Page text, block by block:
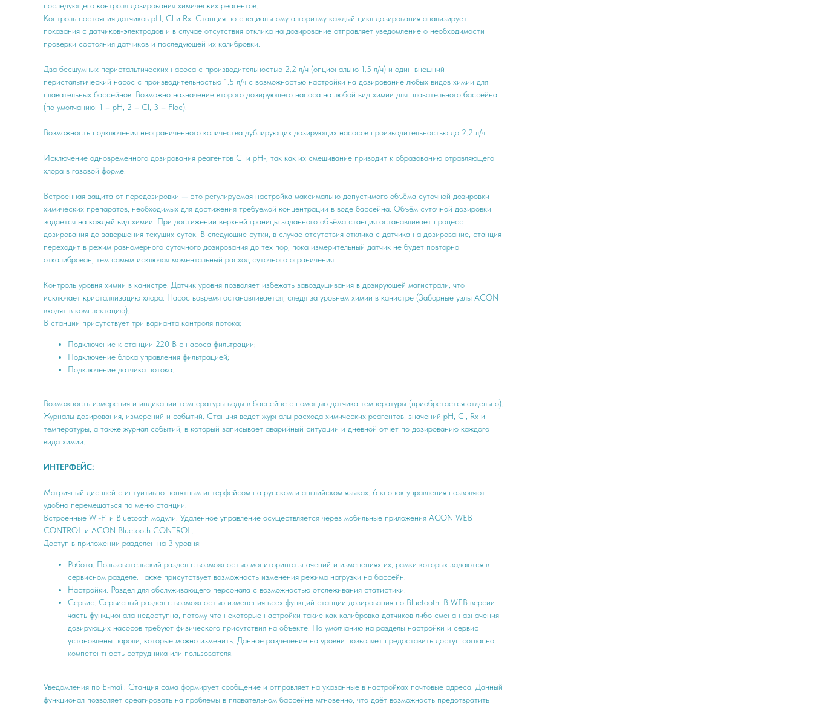
последующего контроля дозирования химических реагентов.
Контроль состояния датчиков pH, Cl и Rx. Станция по специальному алгоритму каждый цикл дозирования анализирует
показания с датчиков-электродов и в случае отсутствия отклика на дозирование отправляет уведомление о необходимости
проверки состояния датчиков и последующей их калибровки.
Два бесшумных перистальтических насоса с производительностью 2.2 л/ч (опционально 1.5 л/ч) и один внешний
перистальтический насос с производительностью 1.5 л/ч с возможностью настройки на дозирование любых видов химии для
плавательных бассейнов. Возможно назначение второго дозирующего насоса на любой вид химии для плавательного бассейна
(по умолчанию: 1 – рН, 2 – Cl, 3 – Floc).
Возможность подключения неограниченного количества дублирующих дозирующих насосов производительностью до 2.2 л/ч.
Исключение одновременного дозирования реагентов Cl и pH-, так как их смешивание приводит к образованию отравляющего
хлора в газовой форме.
Встроенная защита от передозировки — это регулируемая настройка максимально допустимого объёма суточной дозировки
химических препаратов, необходимых для достижения требуемой концентрации в воде бассейна. Объём суточной дозировки
задается на каждый вид химии. При достижении верхней границы заданного объёма станция останавливает процесс
дозирования до завершения текущих суток. В следующие сутки, в случае отсутствия отклика с датчика на дозирование, станция
переходит в режим равномерного суточного дозирования до тех пор, пока измерительный датчик не будет повторно
откалиброван, тем самым исключая моментальный расход суточного ограничения.
Контроль уровня химии в канистре. Датчик уровня позволяет избежать завоздушивания в дозирующей магистрали, что
исключает кристаллизацию хлора. Насос вовремя останавливается, следя за уровнем химии в канистре (Заборные узлы ACON
входят в комплектацию).
В станции присутствует три варианта контроля потока:
Подключение к станции 220 В с насоса фильтрации;
Подключение блока управления фильтрацией;
Подключение датчика потока.
Возможность измерения и индикации температуры воды в бассейне с помощью датчика температуры (приобретается отдельно).
Журналы дозирования, измерений и событий. Станция ведет журналы расхода химических реагентов, значений pH, Cl, Rx и
температуры, а также журнал событий, в который записывает аварийный ситуации и дневной отчет по дозированию каждого
вида химии.
ИНТЕРФЕЙС:
Матричный дисплей с интуитивно понятным интерфейсом на русском и английском языках. 6 кнопок управления позволяют
удобно перемещаться по меню станции.
Встроенные Wi-Fi и Bluetooth модули. Удаленное управление осуществляется через мобильные приложения ACON WEB
CONTROL и ACON Bluetooth CONTROL.
Доступ в приложении разделен на 3 уровня:
Работа. Пользовательский раздел с возможностью мониторинга значений и изменениях их, рамки которых задаются в
сервисном разделе. Также присутствует возможность изменения режима нагрузки на бассейн.
Настройки. Раздел для обслуживающего персонала с возможностью отслеживания статистики.
Сервис. Сервисный раздел с возможностью изменения всех функций станции дозирования по Bluetooth. В WEB версии
часть функционала недоступна, потому что некоторые настройки такие как калибровка датчиков либо смена назначения
дозирующих насосов требуют физического присутствия на объекте. По умолчанию на разделы настройки и сервис
установлены пароли, которые можно изменить. Данное разделение на уровни позволяет предоставить доступ согласно
компетентность сотрудника или пользователя.
Уведомления по E-mail. Станция сама формирует сообщение и отправляет на указанные в настройках почтовые адреса. Данный
функционал позволяет среагировать на проблемы в плавательном бассейне мгновенно, что даёт возможность предотвратить